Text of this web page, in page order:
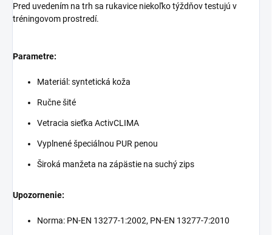
Pred uvedením na trh sa rukavice niekoľko týždňov testujú v
tréningovom prostredí.
Parametre:
Materiál: syntetická koža
Ručne šité
Vetracia sieťka ActivCLIMA
Vyplnené špeciálnou PUR penou
Široká manžeta na zápästie na suchý zips
Upozornenie:
Norma: PN-EN 13277-1:2002, PN-EN 13277-7:2010